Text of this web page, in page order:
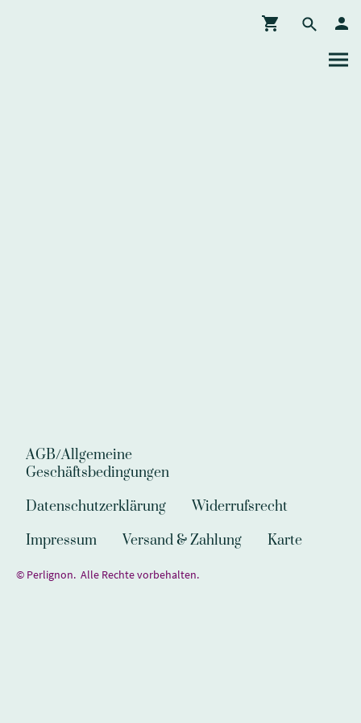
AGB/Allgemeine
Geschäftsbedingungen
Datenschutzerklärung
Widerrufsrecht
Impressum
Versand & Zahlung Karte
© Perlignon. Alle Rechte vorbehalten.